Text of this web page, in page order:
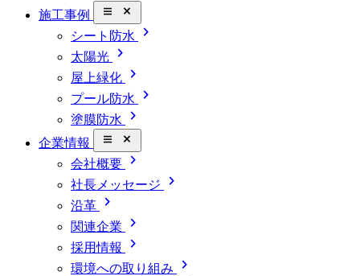
施工事例 close_small
シート防水 chevron_right
太陽光 chevron_right
屋上緑化 chevron_right
プール防水 chevron_right
塗膜防水 chevron_right
企業情報 close_small
会社概要 chevron_right
社長メッセージ chevron_right
沿革 chevron_right
関連企業 chevron_right
採用情報 chevron_right
環境への取り組み chevron_right